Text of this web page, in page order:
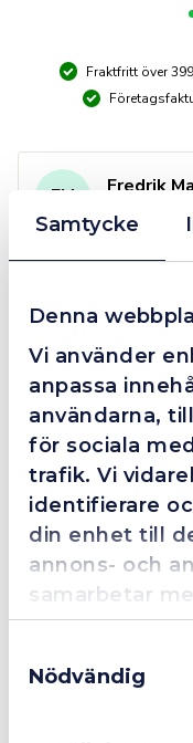
Samtycke
Denna
Vi använder
anpassa
användarna,
för sociala
trafik. Vi
identifierare
din enhet till
annons- och
samarbetar
kombinera
information
eller som de
Nödvändig
Fraktfritt över
4.4
FM
Fredrik
Grym
Dom här grabbarna
Trots en billigare
så agerade dom
förväntan. Hade
en extra guldstjärna.